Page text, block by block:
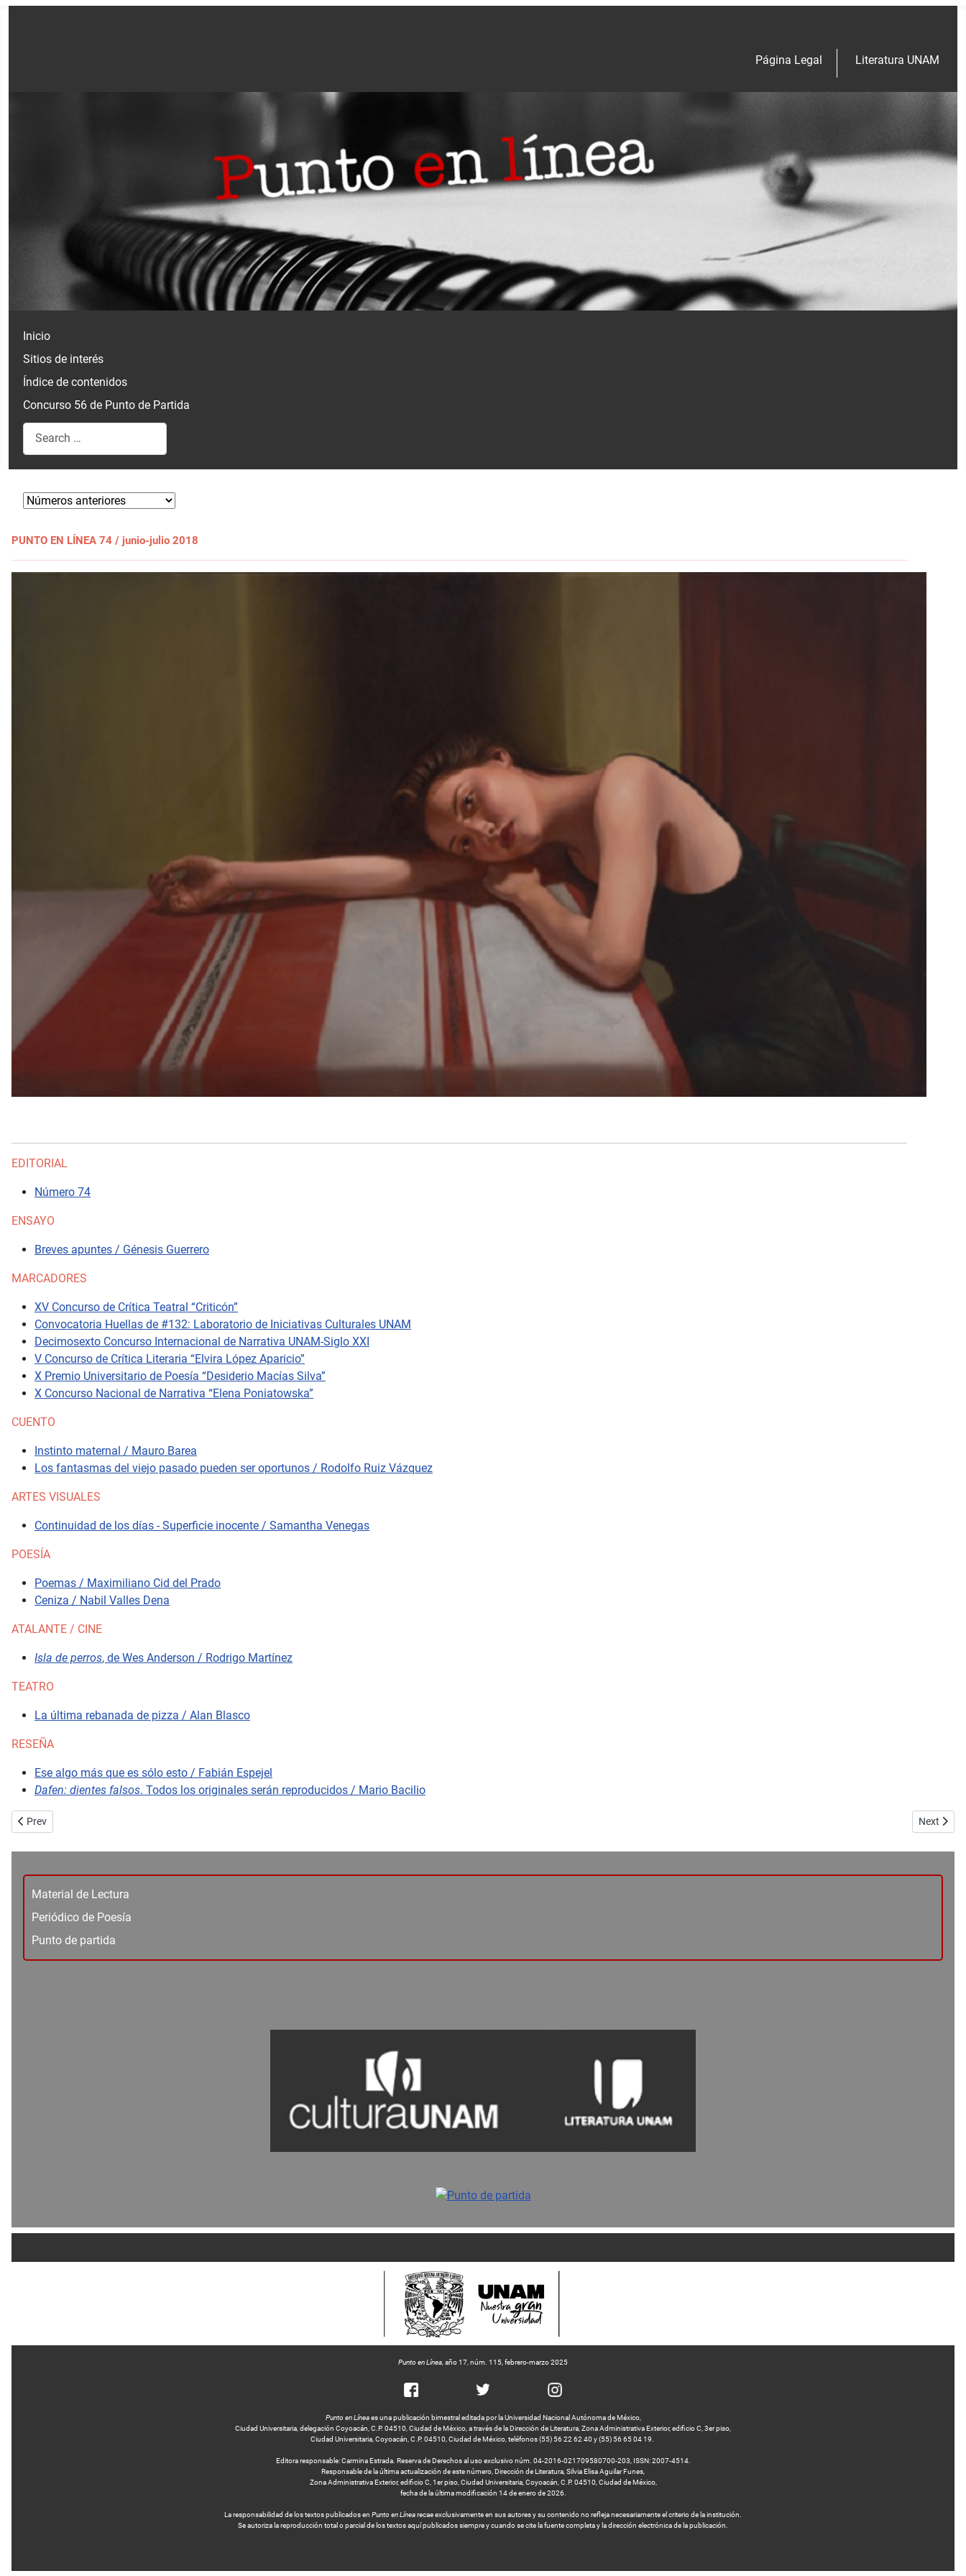
Literatura UNAM
Página Legal
Inicio
Sitios de interés
Índice de contenidos
Concurso 56 de Punto de Partida
Search
Material de Lectura
Periódico de Poesía
Punto de partida
PUNTO EN LÍNEA 74 / junio-julio 2018
EDITORIAL
Número 74
ENSAYO
Breves apuntes / Génesis Guerrero
MARCADORES
XV Concurso de Crítica Teatral “Criticón”
Convocatoria Huellas de #132: Laboratorio de Iniciativas Culturales UNAM
Decimosexto Concurso Internacional de Narrativa UNAM-Siglo XXI
V Concurso de Crítica Literaria “Elvira López Aparicio”
X Premio Universitario de Poesía “Desiderio Macías Silva”
X Concurso Nacional de Narrativa “Elena Poniatowska”
CUENTO
Instinto maternal / Mauro Barea
Los fantasmas del viejo pasado pueden ser oportunos / Rodolfo Ruiz Vázquez
ARTES VISUALES
Continuidad de los días - Superficie inocente / Samantha Venegas
POESÍA
Poemas / Maximiliano Cid del Prado
Ceniza / Nabil Valles Dena
ATALANTE / CINE
Isla de perros, de Wes Anderson / Rodrigo Martínez
TEATRO
La última rebanada de pizza / Alan Blasco
RESEÑA
Ese algo más que es sólo esto / Fabián Espejel
Dafen: dientes falsos. Todos los originales serán reproducidos / Mario Bacilio
Previous article: Editorial 74
Prev Next
Next
Punto en Línea , año 17, núm. 115, febrero-marzo 2025
Punto en Líneaes una publicación bimestral editada por la Universidad Nacional Autónoma de México,
Ciudad Universitaria, delegación Coyoacán, C.P. 04510, Ciudad de México, a través de la Dirección de Literatura, Zona Administrativa Exterior, edificio C, 3er piso,
Ciudad Universitaria, Coyoacán, C.P. 04510, Ciudad de México, teléfonos (55) 56 22 62 40 y (55) 56 65 04 19.
Editora responsable: Carmina Estrada. Reserva de Derechos al uso exclusivo núm. 04-2016-021709580700-203, ISSN: 2007-4514.
Responsable de la última actualización de este número, Dirección de Literatura, Silvia Elisa Aguilar Funes,
Zona Administrativa Exterior, edificio C, 1er piso, Ciudad Universitaria, Coyoacán, C.P. 04510, Ciudad de México,
fecha de la última modificación 14 de enero de 2026.
La responsabilidad de los textos publicados en Punto en Línearecae exclusivamente en sus autores y su contenido no refleja necesariamente el criterio de la institución.
Se autoriza la reproducción total o parcial de los textos aquí publicados siempre y cuando se cite la fuente completa y la dirección electrónica de la publicación.